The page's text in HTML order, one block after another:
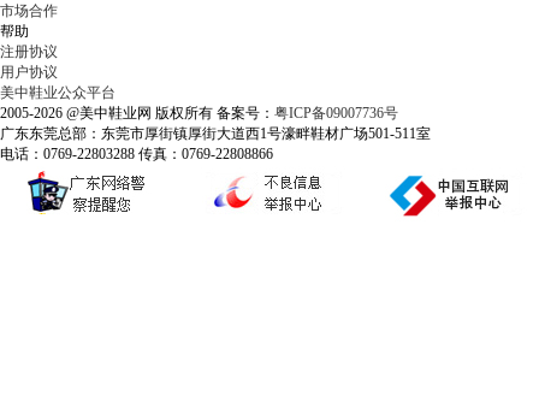
市场合作
帮助
注册协议
用户协议
美中鞋业公众平台
2005-2026 @美中鞋业网 版权所有 备案号： 粤ICP备09007736号
广东东莞总部：东莞市厚街镇厚街大道西1号濠畔鞋材广场501-511室
电话：0769-22803288 传真：0769-22808866